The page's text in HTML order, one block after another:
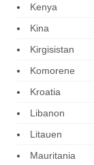
Kenya
Kina
Kirgisistan
Komorene
Kroatia
Libanon
Litauen
Mauritania